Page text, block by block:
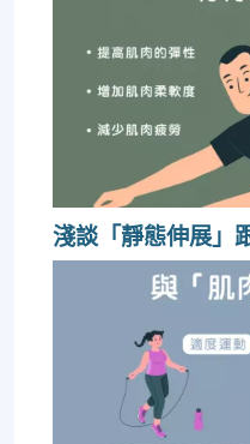
淺談「靜態伸展」